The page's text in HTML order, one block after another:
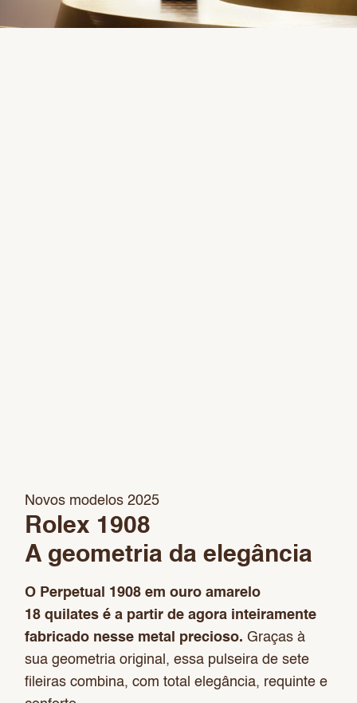
Novos modelos 2025
Rolex 1908
A geometria da elegância
O Perpetual 1908 em ouro amarelo
18 quilates é a partir de agora inteiramente
fabricado nesse metal precioso. Graças à
sua geometria original, essa pulseira de sete
fileiras combina, com total elegância, requinte e